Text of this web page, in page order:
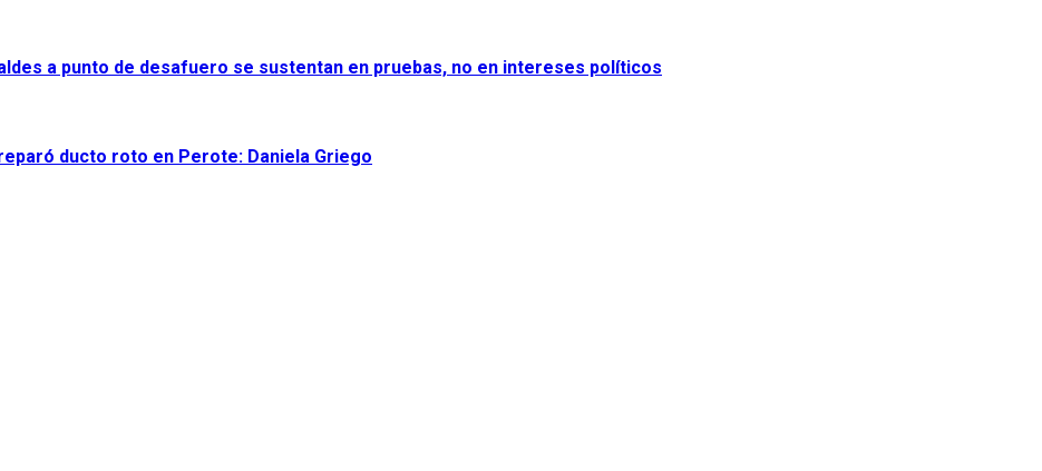
a punto de desafuero se sustentan en pruebas, no en intereses políticos
ducto roto en Perote: Daniela Griego